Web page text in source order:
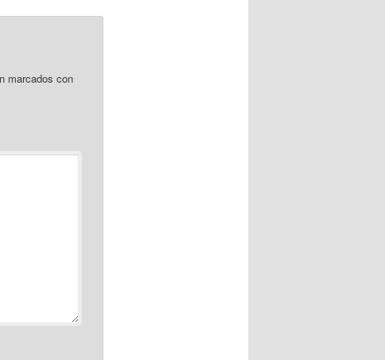
marcados con